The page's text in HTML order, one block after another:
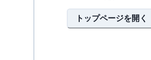
トップページを開く